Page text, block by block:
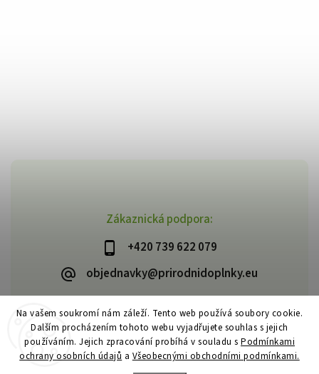
Na vašem soukromí nám záleží. Tento web používá soubory cookie.
Dalším procházením tohoto webu vyjadřujete souhlas s jejich
používáním. Jejich zpracování probíhá v souladu s Podmínkami
ochrany osobních údajů a Všeobecnými obchodními podmínkami.
Zákaznická podpora:
+420 739 622 079
objednavky@prirodnidoplnky.eu
Copyright 2026VIA NATURAE. Všechna práva vyhrazena.
Upravit nastavení cookies